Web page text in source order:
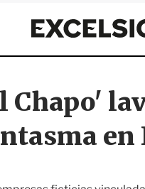
Chapo'
en